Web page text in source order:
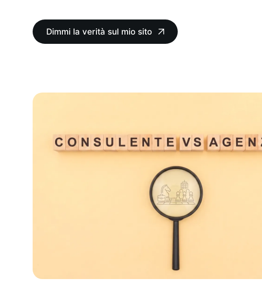
Dimmi la verità sul mio sito